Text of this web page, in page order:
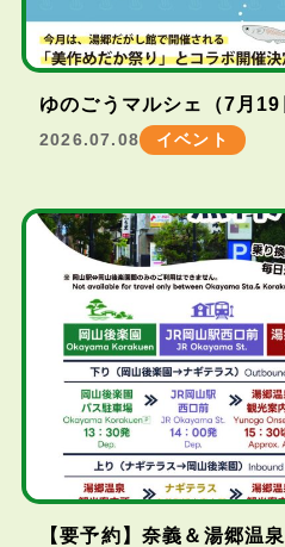
ゆのごうマルシェ（7月19
2026.07.08 イベント
【要予約】奈義＆湯郷温